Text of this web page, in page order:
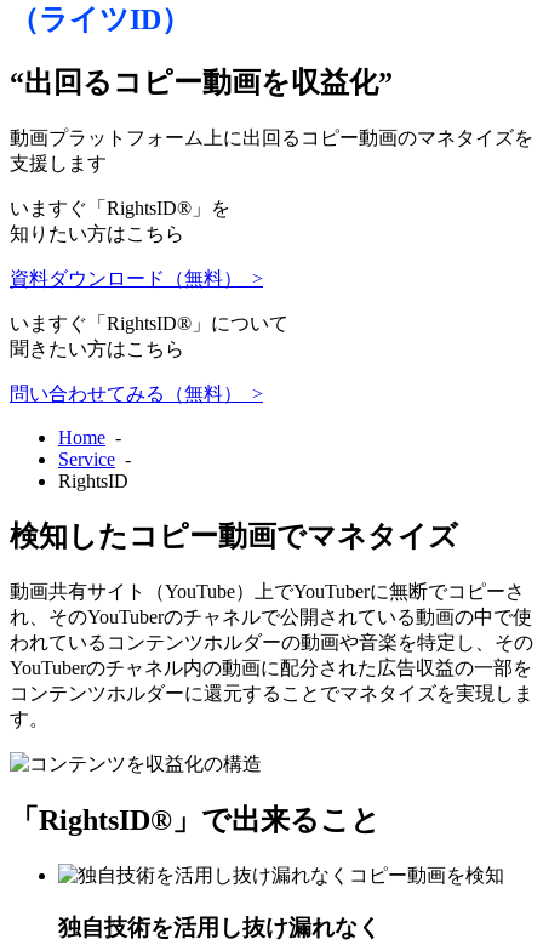
（ライツID）
“出回るコピー動画を収益化”
動画プラットフォーム上に出回るコピー動画のマネタイズを
支援します
いますぐ「RightsID®」を
知りたい方はこちら
資料ダウンロード（無料） >
いますぐ「RightsID®」について
聞きたい方はこちら
問い合わせてみる（無料） >
Home -
Service -
RightsID
検知したコピー動画でマネタイズ
動画共有サイト（YouTube）上でYouTuberに無断でコピーさ
れ、そのYouTuberのチャネルで公開されている動画の中で使
われているコンテンツホルダーの動画や音楽を特定し、その
YouTuberのチャネル内の動画に配分された広告収益の一部を
コンテンツホルダーに還元することでマネタイズを実現しま
す。
「RightsID®」で出来ること
独自技術を活用し抜け漏れなく